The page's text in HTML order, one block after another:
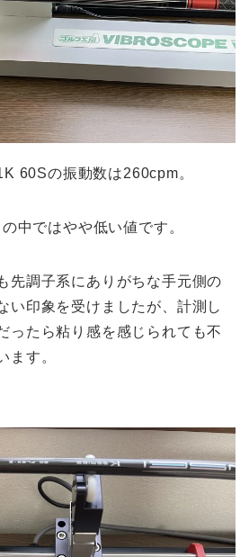
60Sの振動数は260cpm。
中ではやや低い値です。
先調子系にありがちな手元側の
い印象を受けましたが、計測し
ったら粘り感を感じられても不
ます。